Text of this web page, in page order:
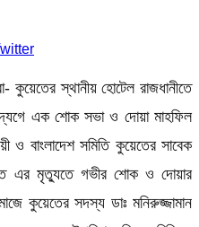
স্থানীয় হোটেল রাজধানীতে
এক শোক সভা ও দোয়া মাহফিল
ও বাংলাদেশ সমিতি কুয়েতের সাবেক
এর মৃত্যুতে গভীর শোক ও দোয়ার
কুয়েতের সদস্য ডাঃ মনিরুজ্জামান